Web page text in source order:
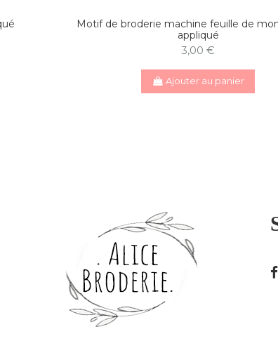
Motif de broderie machine feuille de
appliqué
3,00 €
Ajouter au panier